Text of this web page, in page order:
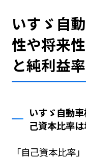
いすゞ自
性や将来
と純利益
いすゞ自動
己資本比率
「自己資本比率